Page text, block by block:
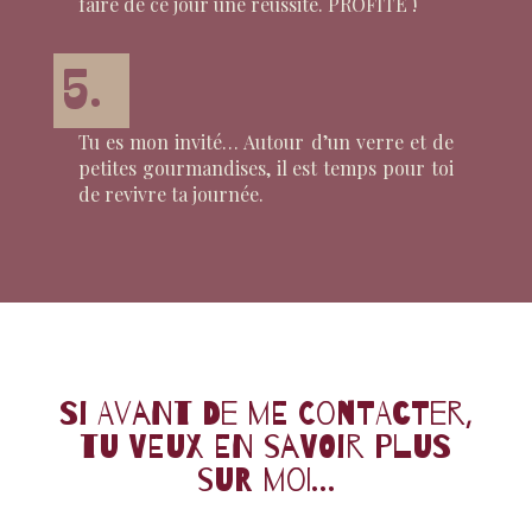
5.
Tu es mon invité… Autour d’un verre et de
petites gourmandises, il est temps pour toi
de revivre ta journée.
Si avant de me contacter,
tu veux en savoir plus
sur moi…